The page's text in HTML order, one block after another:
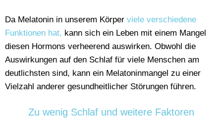
Da Melatonin in unserem Körper viele verschiedene
Funktionen hat, kann sich ein Leben mit einem Mangel
diesen Hormons verheerend auswirken. Obwohl die
Auswirkungen auf den Schlaf für viele Menschen am
deutlichsten sind, kann ein Melatoninmangel zu einer
Vielzahl anderer gesundheitlicher Störungen führen.
Zu wenig Schlaf und weitere Faktoren